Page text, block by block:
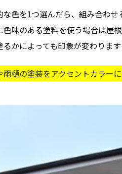
な色を1つ選んだら、組み合わ
色味のある塗料を使う場合は屋
るかによっても印象が変わりま
雨樋の塗装をアクセントカラー